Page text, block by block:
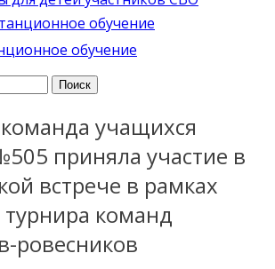
обучение
обучение
учащихся
приняла участие в
встрече в рамках
турнира команд
ровесников